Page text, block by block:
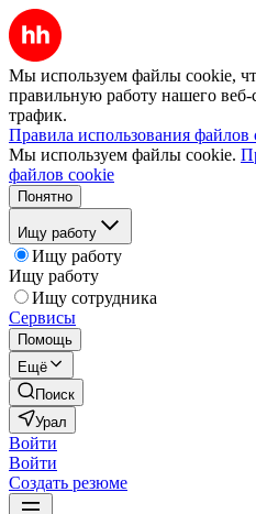
Мы используем файлы cookie,
правильную работу нашего веб-
трафик.
Правила использования файлов
Мы используем файлы cookie.
файлов cookie
Понятно
Ищу работу
Ищу работу
Ищу работу
Ищу сотрудника
Сервисы
Помощь
Ещё
Поиск
Урал
Войти
Войти
Создать резюме